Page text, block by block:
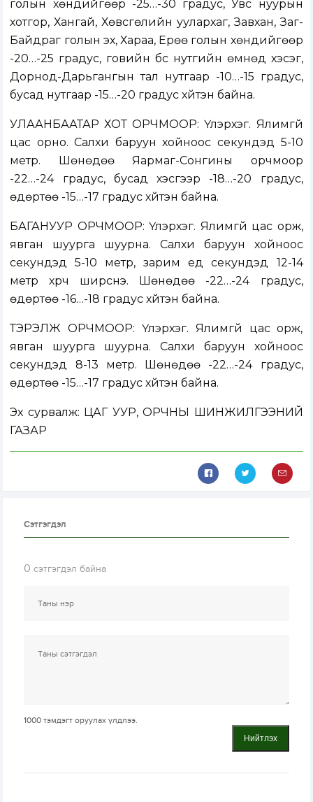
голын хөндийгөөр -25…-30 градус, Увс нуурын
хотгор, Хангай, Хөвсгөлийн уулархаг, Завхан, Заг-
Байдраг голын эх, Хараа, Ерөө голын хөндийгөөр
-20…-25 градус, говийн бүс нутгийн өмнөд хэсэг,
Дорнод-Дарьгангын тал нутгаар -10…-15 градус,
бусад нутгаар -15…-20 градус хүйтэн байна.
УЛААНБААТАР ХОТ ОРЧМООР: Үүлэрхэг. Ялимгүй
цас орно. Салхи баруун хойноос секундэд 5-10
метр. Шөнөдөө Яармаг-Сонгины орчмоор
-22…-24 градус, бусад хэсгээр -18…-20 градус,
өдөртөө -15…-17 градус хүйтэн байна.
БАГАНУУР ОРЧМООР: Үүлэрхэг. Ялимгүй цас орж,
явган шуурга шуурна. Салхи баруун хойноос
секундэд 5-10 метр, зарим үед секундэд 12-14
метр хүрч ширүүснэ. Шөнөдөө -22…-24 градус,
өдөртөө -16…-18 градус хүйтэн байна.
ТЭРЭЛЖ ОРЧМООР: Үүлэрхэг. Ялимгүй цас орж,
явган шуурга шуурна. Салхи баруун хойноос
секундэд 8-13 метр. Шөнөдөө -22…-24 градус,
өдөртөө -15…-17 градус хүйтэн байна.
Эх сурвалж: ЦАГ УУР, ОРЧНЫ ШИНЖИЛГЭЭНИЙ
ГАЗАР
Сэтгэгдэл
0 сэтгэгдэл байна
1000 тэмдэгт оруулах үлдлээ.
Нийтлэх